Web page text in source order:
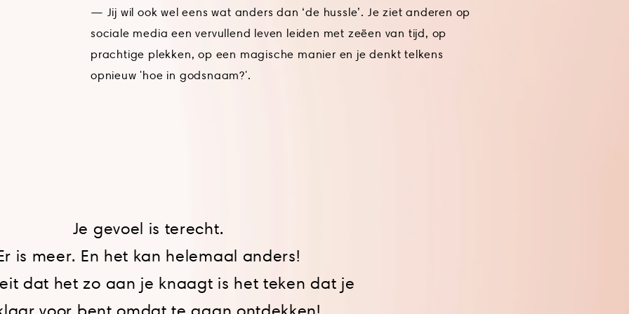
— Jij wil ook wel eens wat anders dan ‘de hussle’. Je ziet anderen op
sociale media een vervullend leven leiden met zeëen van tijd, op
prachtige plekken, op een magische manier en je denkt telkens
opnieuw 'hoe in godsnaam?'.
Je gevoel is terecht.
is meer. En het kan helemaal anders!
dat het zo aan je knaagt is het teken dat je